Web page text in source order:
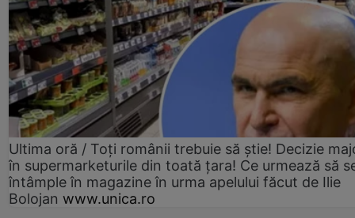
Ultima oră / Toți românii trebuie să știe! Decizie
în supermarketurile din toată țara! Ce urmează să
întâmple în magazine în urma apelului făcut de Ilie
Bolojan www.unica.ro